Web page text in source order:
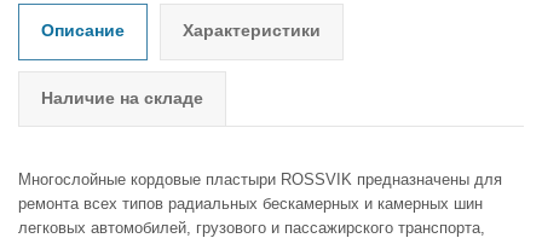
Описание Характеристики
Наличие на складе
Многослойные кордовые пластыри ROSSVIK предназначены для
ремонта всех типов радиальных бескамерных и камерных шин
легковых автомобилей, грузового и пассажирского транспорта,